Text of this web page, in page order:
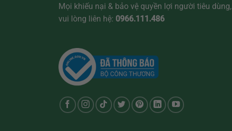
Mọi khiếu nại & bảo vệ quyền lợi người tiêu dùng,
vui lòng liên hệ: 0966.111.486